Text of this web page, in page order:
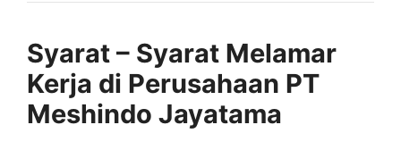
Syarat – Syarat Melamar
Kerja di Perusahaan PT
Meshindo Jayatama